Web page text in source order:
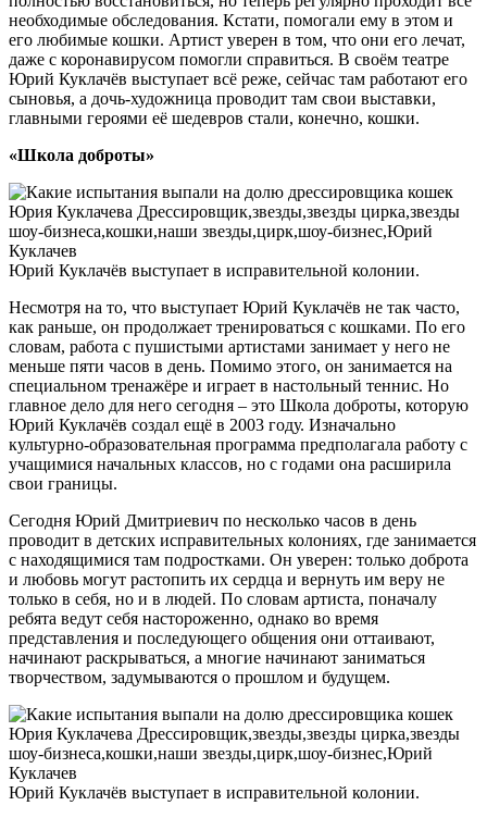
необходимые обследования. Кстати, помогали ему в этом и
его любимые кошки. Артист уверен в том, что они его лечат,
даже с коронавирусом помогли справиться. В своём театре
Юрий Куклачёв выступает всё реже, сейчас там работают его
сыновья, а дочь-художница проводит там свои выставки,
главными героями её шедевров стали, конечно, кошки.
«Школа доброты»
Юрий Куклачёв выступает в исправительной колонии.
Несмотря на то, что выступает Юрий Куклачёв не так часто,
как раньше, он продолжает тренироваться с кошками. По его
словам, работа с пушистыми артистами занимает у него не
меньше пяти часов в день. Помимо этого, он занимается на
специальном тренажёре и играет в настольный теннис. Но
главное дело для него сегодня – это Школа доброты, которую
Юрий Куклачёв создал ещё в 2003 году. Изначально
культурно-образовательная программа предполагала работу с
учащимися начальных классов, но с годами она расширила
свои границы.
Сегодня Юрий Дмитриевич по несколько часов в день
проводит в детских исправительных колониях, где занимается
с находящимися там подростками. Он уверен: только доброта
и любовь могут растопить их сердца и вернуть им веру не
только в себя, но и в людей. По словам артиста, поначалу
ребята ведут себя настороженно, однако во время
представления и последующего общения они оттаивают,
начинают раскрываться, а многие начинают заниматься
творчеством, задумываются о прошлом и будущем.
Юрий Куклачёв выступает в исправительной колонии.